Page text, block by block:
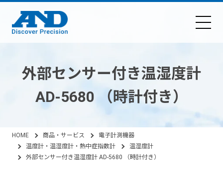
外部センサー付き温湿度計
AD-5680 （時計付き）
HOME 商品・サービス
電子計測機器
温度計・温湿度計・熱中症指数計
温湿度計
外部センサー付き温湿度計 AD-5680 （時計付き）